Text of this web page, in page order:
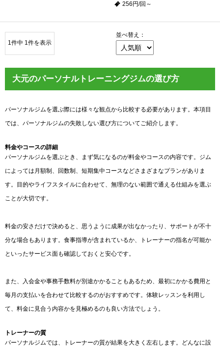
256円/回～
1件中 1件を表示
並べ替え：
大元のパーソナルトレーニングジムの選び方
パーソナルジムを選ぶ際には様々な観点から比較する必要があります。本項目
では、パーソナルジムの失敗しない選び方についてご紹介します。
料金やコースの詳細
パーソナルジムを選ぶとき、まず気になるのが料金やコースの内容です。ジム
によっては月額制、回数制、短期集中コースなどさまざまなプランがありま
す。目的やライフスタイルに合わせて、無理のない範囲で通える仕組みを選ぶ
ことが大切です。
料金の安さだけで決めると、思うように成果が出なかったり、サポートが不十
分な場合もあります。食事指導が含まれているか、トレーナーの指名が可能か
といったサービス面も確認しておくと安心です。
また、入会金や事務手数料が別途かかることもあるため、最初にかかる費用と
毎月の支払いを合わせて比較するのがおすすめです。体験レッスンを利用し
て、料金に見合う内容かを見極めるのも良い方法でしょう。
トレーナーの質
パーソナルジムでは、トレーナーの質が結果を大きく左右します。どんなに設